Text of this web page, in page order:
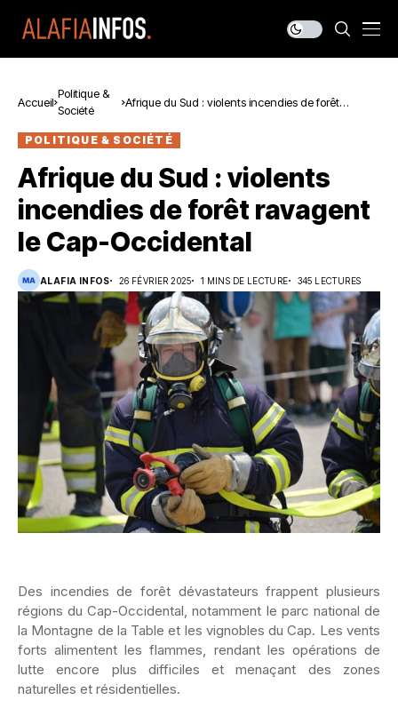
Accueil
Politique &
Société
Afrique du Sud : violents incendies de forêt
POLITIQUE & SOCIÉTÉ
Afrique du Sud : violents
incendies de forêt ravagent
le Cap-Occidental
ALAFIA INFOS 26 FÉVRIER 2025 1 MINS DE LECTURE 345 LECTURES
Des incendies de forêt dévastateurs frappent plusieurs
régions du Cap-Occidental, notamment le parc national de
la Montagne de la Table et les vignobles du Cap. Les vents
forts alimentent les flammes, rendant les opérations de
lutte encore plus difficiles et menaçant des zones
naturelles et résidentielles.